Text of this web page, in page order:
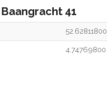
Baangracht 41
52.62811800
4.74769800